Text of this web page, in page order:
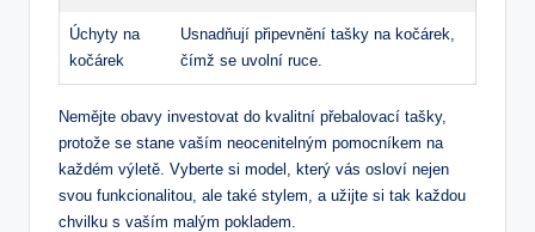
Úchyty na
kočárek
Usnadňují připevnění​ tašky na kočárek,
čímž se uvolní ruce.
Nemějte obavy investovat do kvalitní⁢ přebalovací tašky,
protože se stane vaším neocenitelným pomocníkem na
každém výletě. Vyberte si model, který vás osloví nejen
svou funkcionalitou, ale také stylem, a užijte si tak⁢ každou
chvilku s ​vaším malým pokladem.